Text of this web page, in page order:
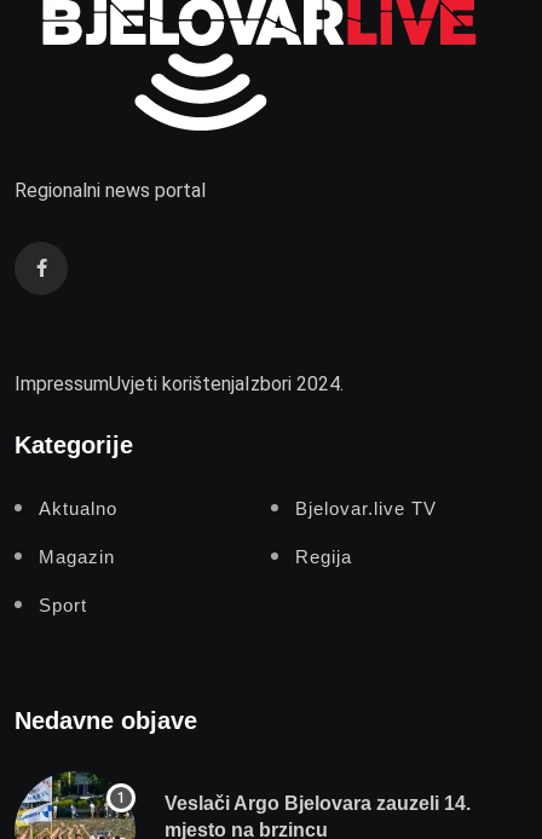
Regionalni news portal
ImpressumUvjeti korištenjaIzbori 2024.
Kategorije
Aktualno Bjelovar.live TV
Magazin Regija
Sport
Nedavne objave
Veslači Argo Bjelovara zauzeli 14.
mjesto na brzincu